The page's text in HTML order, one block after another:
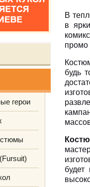
герои
В
в
промо
будь